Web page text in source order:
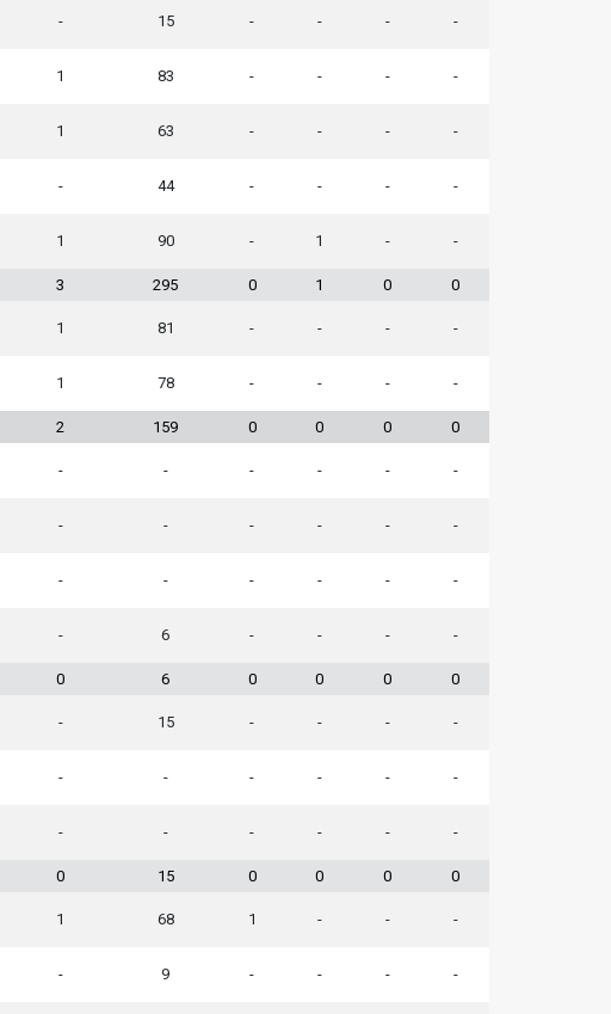
- 15 - - - -
1 83 - - - -
1 63 - - - -
- 44 - - - -
1 90 - 1 - -
3 295 0 1 0 0
1 81 - - - -
1 78 - - - -
2 159 0 0 0 0
- - - - - -
- - - - - -
- - - - - -
- 6 - - - -
0 6 0 0 0 0
- 15 - - - -
- - - - - -
- - - - - -
0 15 0 0 0 0
1 68 1 - - -
- 9 - - - -